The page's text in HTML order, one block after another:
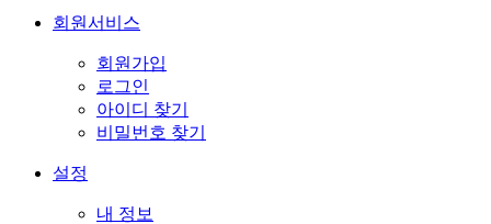
회원서비스
회원가입
로그인
아이디 찾기
비밀번호 찾기
설정
내 정보